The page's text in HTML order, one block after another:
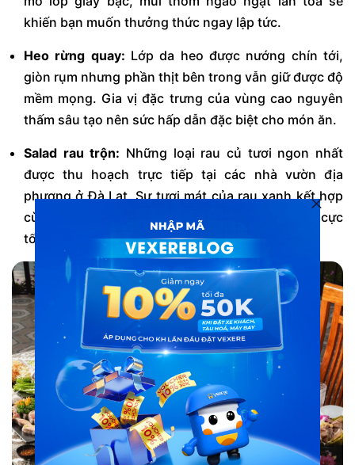
khiến bạn muốn thưởng thức ngay lập tức.
Heo rừng quay: Lớp da heo được nướng chín tới,
giòn rụm nhưng phần thịt bên trong vẫn giữ được độ
mềm mọng. Gia vị đặc trưng của vùng cao nguyên
thấm sâu tạo nên sức hấp dẫn đặc biệt cho món ăn.
Salad rau trộn: Những loại rau củ tươi ngon nhất
được thu hoạch trực tiếp tại các nhà vườn địa
phương ở Đà Lạt. Sự tươi mát của rau xanh kết hợp
cùng nước sốt đặc biệt giúp cân bằng vị giác cực
tốt.